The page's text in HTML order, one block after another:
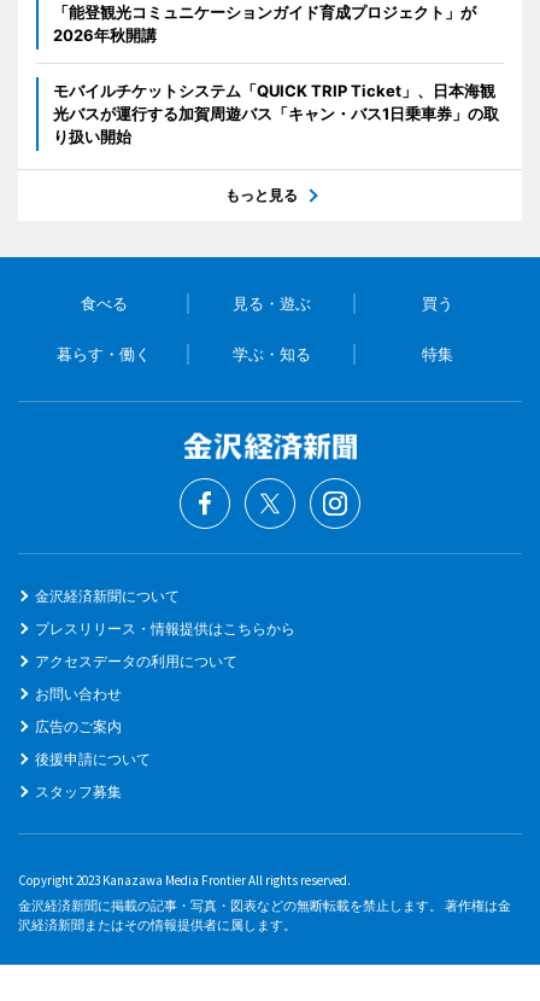
「能登観光コミュニケーションガイド育成プロジェクト」が
2026年秋開講
モバイルチケットシステム「QUICK TRIP Ticket」、日本海観
光バスが運行する加賀周遊バス「キャン・バス1日乗車券」の取
り扱い開始
もっと見る
食べる 見る・遊ぶ 買う
暮らす・働く 学ぶ・知る 特集
金沢経済新聞について
プレスリリース・情報提供はこちらから
アクセスデータの利用について
お問い合わせ
広告のご案内
後援申請について
スタッフ募集
Copyright 2023 Kanazawa Media Frontier All rights reserved.
金沢経済新聞に掲載の記事・写真・図表などの無断転載を禁止します。 著作権は金
沢経済新聞またはその情報提供者に属します。